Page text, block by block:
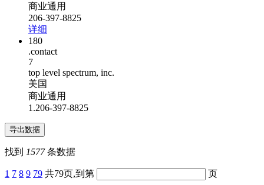
商业通用
206-397-8825
详细
180
.contact
7
top level spectrum, inc.
美国
商业通用
1.206-397-8825
找到 1577条数据
1 7 8 9 79 共79页,到第 页